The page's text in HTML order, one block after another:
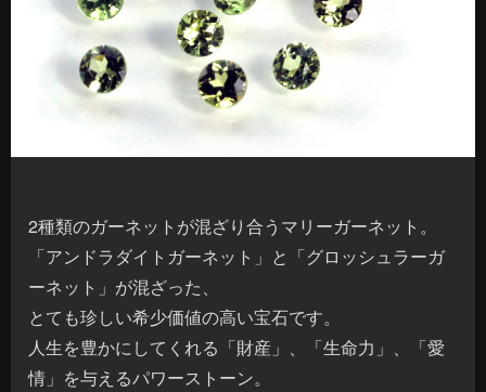
2種類のガーネットが混ざり合うマリーガーネット。
「アンドラダイトガーネット」と「グロッシュラーガ
ーネット」が混ざった、
とても珍しい希少価値の高い宝石です。
人生を豊かにしてくれる「財産」、「生命力」、「愛
情」を与えるパワーストーン。